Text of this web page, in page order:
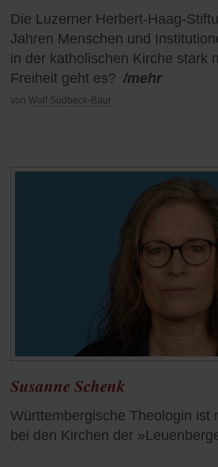
Die Luzerner Herbert-Haag-
Jahren Menschen und
in der katholischen Kirche stark
Freiheit geht es? /mehr
von Wolf Südbeck-Baur
Susanne Schenk
Württembergische Theologin ist
bei den Kirchen der